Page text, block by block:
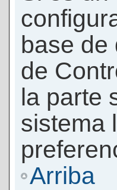
base de
de
la parte
sistema
Arriba